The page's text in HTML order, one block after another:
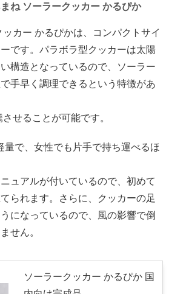
ね ソーラークッカー かるぴか
カー かるぴかは、コンパクトサイ
です。パラボラ型クッカーは太陽
構造となっているので、ソーラー
手早く調理できるという特徴があ
せることが可能です。
量で、女性でも片手で持ち運べるほ
ュアルが付いているので、初めて
られます。さらに、クッカーの足
になっているので、風の影響で倒
せん。
ソーラークッカー かるぴか 国